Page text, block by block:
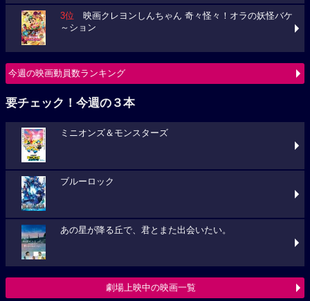
3位 映画クレヨンしんちゃん 奇々怪々！オラの妖怪バケ
～ション
今週の映画動員数ランキング
要チェック！今週の３本
ミニオンズ＆モンスターズ
ブルーロック
あの星が降る丘で、君とまた出会いたい。
劇場上映中の映画一覧